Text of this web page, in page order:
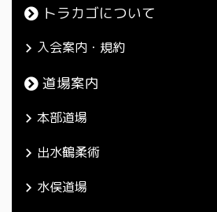
トラカゴについて
入会案内・規約
道場案内
本部道場
出水鶴柔術
水俣道場